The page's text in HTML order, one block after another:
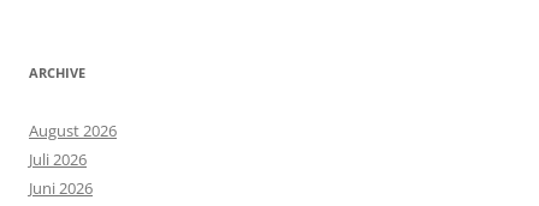
ARCHIVE
August 2026
Juli 2026
Juni 2026